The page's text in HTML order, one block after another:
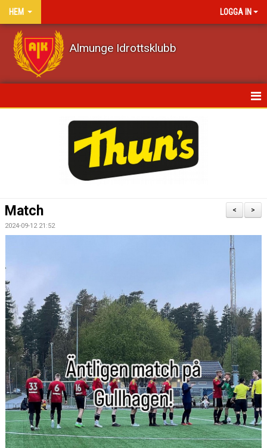
HEM LOGGA IN
Almunge Idrottsklubb
MATCHER
OM KLUBBEN
STARTA ETT LAG
>
<
Match
2024-09-12 21:52